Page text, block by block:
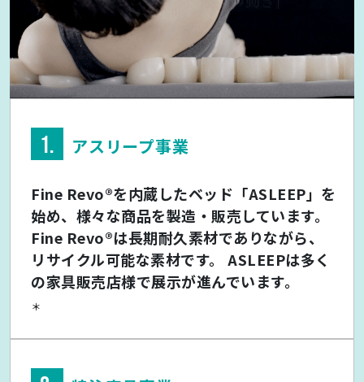
1. アスリープ事業
Fine Revo®を内蔵したベッド「ASLEEP」を
始め、様々な商品を製造・販売しています。
Fine Revo®は長期耐久素材でありながら、
リサイクル可能な素材です。 ASLEEPは多く
の家具販売店様で展示が進んでいます。
＊